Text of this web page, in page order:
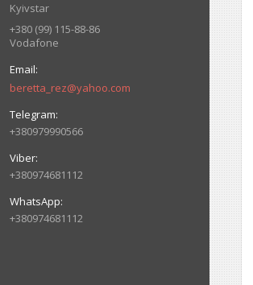
Kyivstar
+380 (99) 115-88-86
Vodafone
beretta_rez@yahoo.com
+380979990566
+380974681112
+380974681112